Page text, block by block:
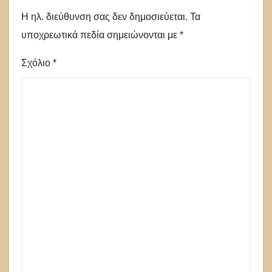
Η ηλ. διεύθυνση σας δεν δημοσιεύεται. Τα
υποχρεωτικά πεδία σημειώνονται με *
Σχόλιο *